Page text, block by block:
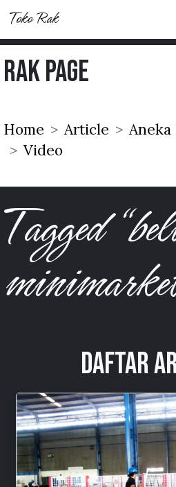
Toko Rak
Rak Page
Home Article Aneka
Video
Tagged
Daftar